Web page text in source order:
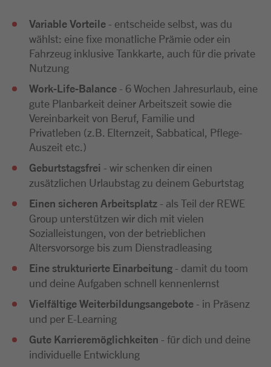
Variable Vorteile - entscheide selbst, was du
wählst: eine fixe monatliche Prämie oder ein
Fahrzeug inklusive Tankkarte, auch für die private
Nutzung
Work-Life-Balance - 6 Wochen Jahresurlaub, eine
gute Planbarkeit deiner Arbeitszeit sowie die
Vereinbarkeit von Beruf, Familie und
Privatleben (z.B. Elternzeit, Sabbatical, Pflege-
Auszeit etc.)
Geburtstagsfrei - wir schenken dir einen
zusätzlichen Urlaubstag zu deinem Geburtstag
Einen sicheren Arbeitsplatz - als Teil der REWE
Group unterstützen wir dich mit vielen
Sozialleistungen, von der betrieblichen
Altersvorsorge bis zum Dienstradleasing
Eine strukturierte Einarbeitung - damit du toom
und deine Aufgaben schnell kennenlernst
Vielfältige Weiterbildungsangebote - in Präsenz
und per E-Learning
Gute Karrieremöglichkeiten - für dich und deine
individuelle Entwicklung